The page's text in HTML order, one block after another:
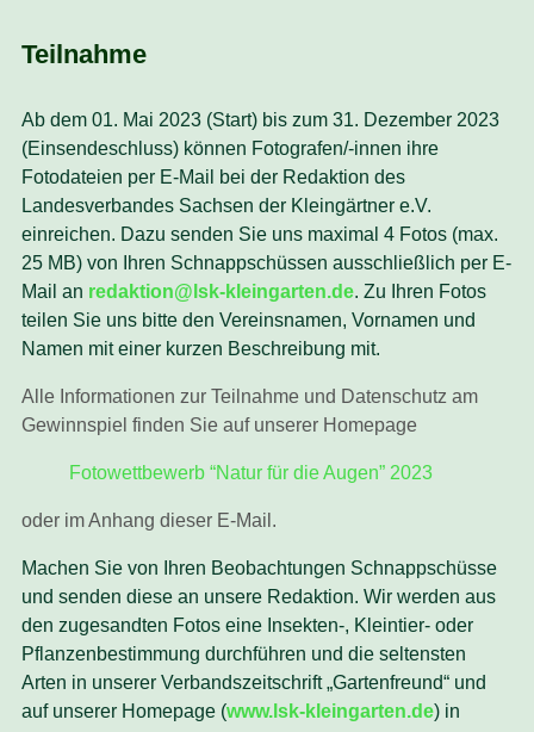
Teilnahme
Ab dem 01. Mai 2023 (Start) bis zum 31. Dezember 2023
(Einsendeschluss) können Fotografen/-innen ihre
Fotodateien per E-Mail bei der Redaktion des
Landesverbandes Sachsen der Kleingärtner e.V.
einreichen. Dazu senden Sie uns maximal 4 Fotos (max.
25 MB) von Ihren Schnappschüssen ausschließlich per E-
Mail an redaktion@lsk-kleingarten.de. Zu Ihren Fotos
teilen Sie uns bitte den Vereinsnamen, Vornamen und
Namen mit einer kurzen Beschreibung mit.
Alle Informationen zur Teilnahme und Datenschutz am
Gewinnspiel finden Sie auf unserer Homepage
Fotowettbewerb “Natur für die Augen” 2023
oder im Anhang dieser E-Mail.
Machen Sie von Ihren Beobachtungen Schnappschüsse
und senden diese an unsere Redaktion. Wir werden aus
den zugesandten Fotos eine Insekten-, Kleintier- oder
Pflanzenbestimmung durchführen und die seltensten
Arten in unserer Verbandszeitschrift „Gartenfreund“ und
auf unserer Homepage (www.lsk-kleingarten.de) in